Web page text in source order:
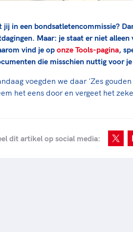
jij in een bondsatletencommissie?
Maar: je staat er niet
vind je op onze Tools-pagina,
die misschien nuttig voor
voegden we daar 'Zes
het eens door en vergeet het
dit artikel op social media: